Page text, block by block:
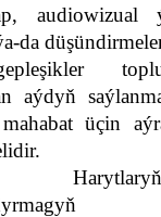
audiowizual
da
aýdyň
üçin